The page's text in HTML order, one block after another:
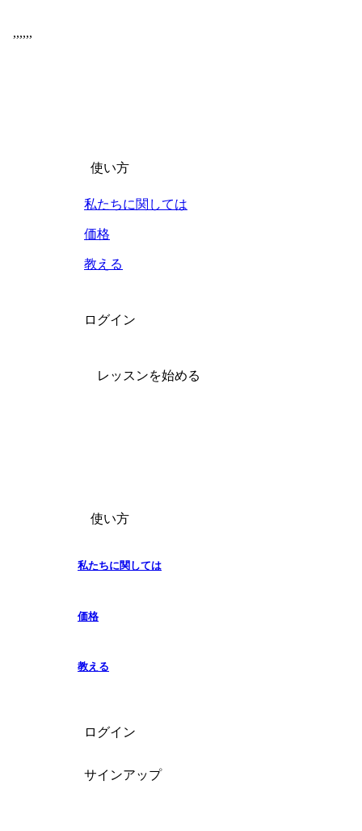
,,,,,,
使い方
私たちに関しては
価格
教える
ログイン
レッスンを始める
使い方
私たちに関しては
価格
教える
ログイン
サインアップ